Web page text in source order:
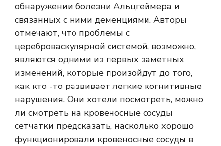
обнаружении болезни Альцгеймера и
связанных с ними деменциями. Авторы
отмечают, что проблемы с
цереброваскулярной системой, возможно,
являются одними из первых заметных
изменений, которые произойдут до того,
как кто -то развивает легкие когнитивные
нарушения. Они хотели посмотреть, можно
ли смотреть на кровеносные сосуды
сетчатки предсказать, насколько хорошо
функционировали кровеносные сосуды в